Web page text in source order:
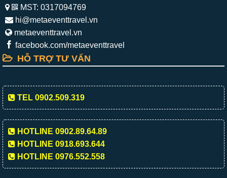
MST: 0317094769
hi@metaeventtravel.vn
metaeventtravel.vn
facebook.com/metaeventtravel
HỖ TRỢ TƯ VẤN
TEL 0902.509.319
HOTLINE 0902.89.64.89
HOTLINE 0918.693.644
HOTLINE 0976.552.558